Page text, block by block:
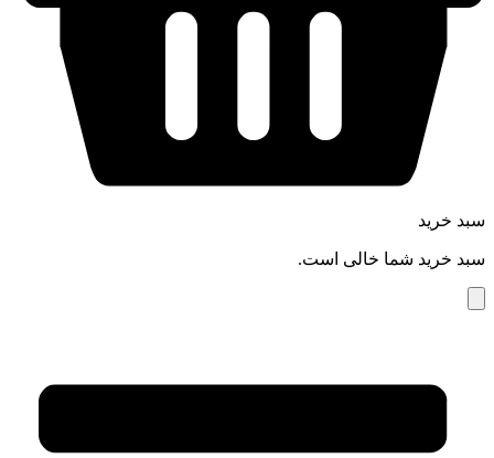
سبد خرید
سبد خرید شما خالی است.